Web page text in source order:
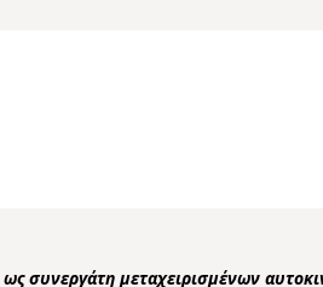
συνεργάτη μεταχειρισμένων